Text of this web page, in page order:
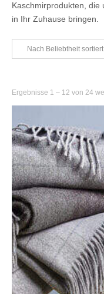
Kaschmirprodukten, die
in Ihr Zuhause bringen.
Nach Beliebtheit sortiert
Ergebnisse 1 – 12 von 24